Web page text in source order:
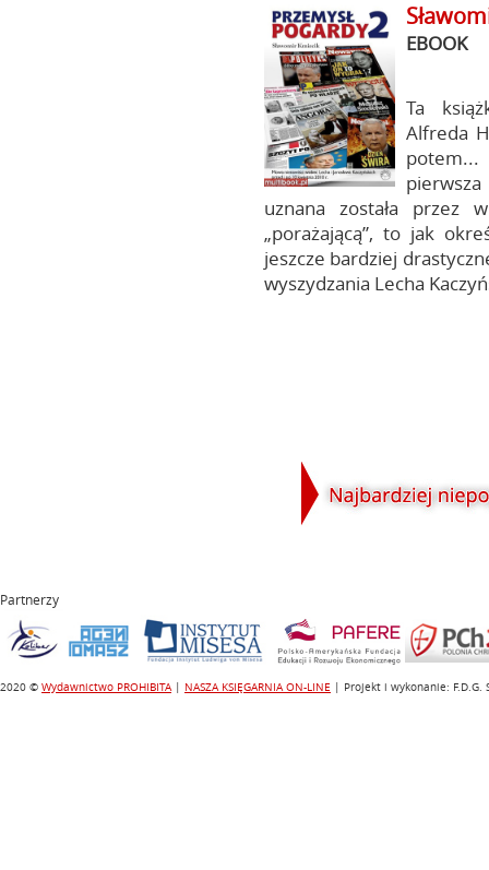
EBOOK
Ta
Alfreda
potem...
uznana została przez
„porażającą”, to jak
jeszcze bardziej
wyszydzania Lecha
Partnerzy
2020 © Wydawnictwo PROHIBITA| NASZA KSIĘGARNIA ON-LINE | Projekt i wykonanie: F.D.G.